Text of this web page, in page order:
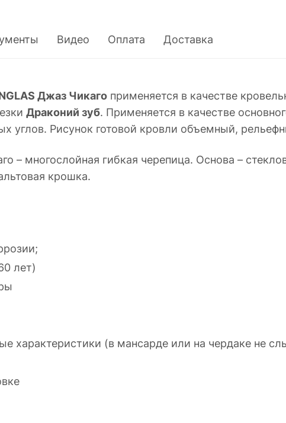
Видео Оплата Доставка
Джаз Чикаго применяется в качестве
Драконий зуб. Применяется в качестве
углов. Рисунок готовой кровли объемный,
– многослойная гибкая черепица. Основа –
крошка.
лет)
характеристики (в мансарде или на чердаке не